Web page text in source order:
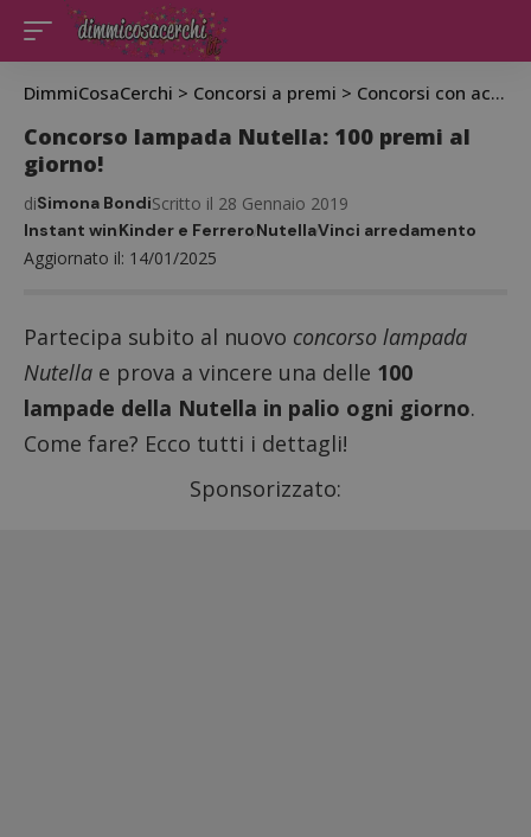
DimmiCosaCerchi > Concorsi a premi > Concorsi con acquisto
Concorso lampada Nutella: 100 premi al
giorno!
Aggiornato il: 14/01/2025
diSimona BondiScritto il 28 Gennaio 2019
Instant winKinder e FerreroNutellaVinci arredamento
Partecipa subito al nuovo concorso lampada
Nutella e prova a vincere una delle 100
lampade della Nutella in palio ogni giorno.
Come fare? Ecco tutti i dettagli!
Sponsorizzato: